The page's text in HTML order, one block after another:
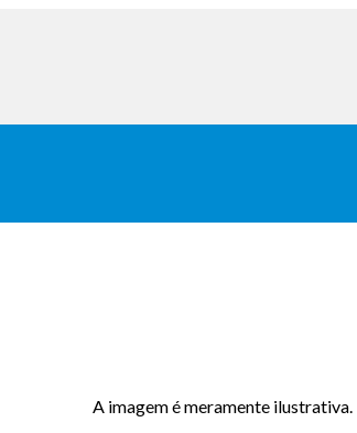
A imagem é meramente ilustrativa.